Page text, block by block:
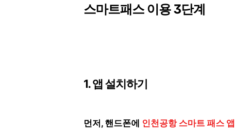
스마트패스 이용 3단계
1. 앱 설치하기
먼저, 핸드폰에 인천공항 스마트 패스 앱